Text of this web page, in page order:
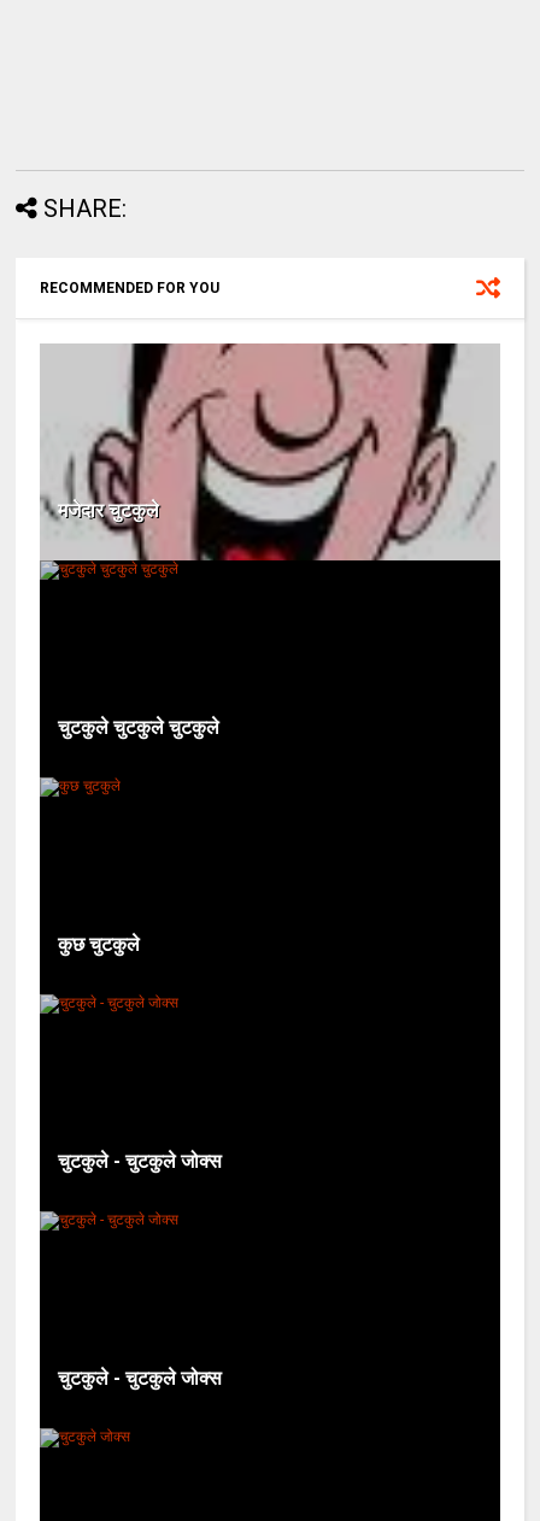
SHARE:
RECOMMENDED FOR YOU
मजेदार चुटकुले
चुटकुले चुटकुले चुटकुले
कुछ चुटकुले
चुटकुले - चुटकुले जोक्स
चुटकुले - चुटकुले जोक्स